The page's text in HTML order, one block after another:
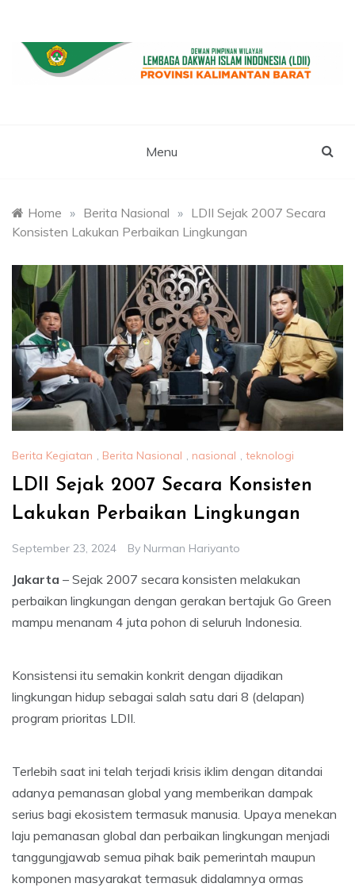
content
KALIMANTAN
BARAT
Menu
Home » Berita Nasional » LDII Sejak 2007 Secara
Konsisten Lakukan Perbaikan Lingkungan
Berita Kegiatan , Berita Nasional , nasional , teknologi
LDII Sejak 2007 Secara Konsisten
Lakukan Perbaikan Lingkungan
September 23, 2024 By Nurman Hariyanto
Jakarta – Sejak 2007 secara konsisten melakukan
perbaikan lingkungan dengan gerakan bertajuk Go Green
mampu menanam 4 juta pohon di seluruh Indonesia.
Konsistensi itu semakin konkrit dengan dijadikan
lingkungan hidup sebagai salah satu dari 8 (delapan)
program prioritas LDII.
Terlebih saat ini telah terjadi krisis iklim dengan ditandai
adanya pemanasan global yang memberikan dampak
serius bagi ekosistem termasuk manusia. Upaya menekan
laju pemanasan global dan perbaikan lingkungan menjadi
tanggungjawab semua pihak baik pemerintah maupun
komponen masyarakat termasuk didalamnya ormas